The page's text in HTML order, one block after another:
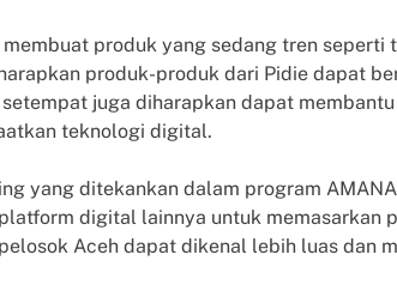
produk yang sedang tren seperti
produk-produk dari Pidie dapat
juga diharapkan dapat
teknologi digital.
yang ditekankan dalam program
digital lainnya untuk memasarkan
Aceh dapat dikenal lebih luas dan